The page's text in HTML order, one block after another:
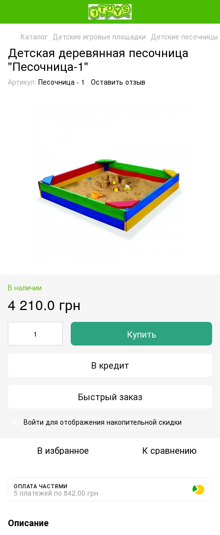
Каталог Детские игровые площадки Детские песочницы
Детская деревянная песочница
"Песочница-1"
Артикул: Песочница - 1 Оставить отзыв
В наличии
4 210.0 грн
Купить
В кредит
Быстрый заказ
Войти для отображения накопительной скидки
В избранное К сравнению
ОПЛАТА ЧАСТЯМИ
5 платежей по 842.00 грн
Описание